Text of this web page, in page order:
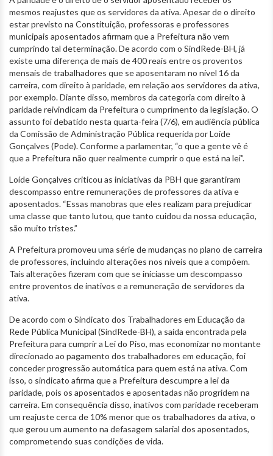
mesmos reajustes que os servidores da ativa. Apesar de o direito
estar previsto na Constituição, professoras e professores
municipais aposentados afirmam que a Prefeitura não vem
cumprindo tal determinação. De acordo com o SindRede-BH, já
existe uma diferença de mais de 400 reais entre os proventos
mensais de trabalhadores que se aposentaram no nível 16 da
carreira, com direito à paridade, em relação aos servidores da ativa,
por exemplo. Diante disso, membros da categoria com direito à
paridade reivindicam da Prefeitura o cumprimento da legislação. O
assunto foi debatido nesta quarta-feira (7/6), em audiência pública
da Comissão de Administração Pública requerida por Loíde
Gonçalves (Pode). Conforme a parlamentar, “o que a gente vê é
que a Prefeitura não quer realmente cumprir o que está na lei”.
Loíde Gonçalves criticou as iniciativas da PBH que garantiram
descompasso entre remunerações de professores da ativa e
aposentados. “Essas manobras que eles realizam para prejudicar
uma classe que tanto lutou, que tanto cuidou da nossa educação,
são muito tristes.”
A Prefeitura promoveu uma série de mudanças no plano de carreira
de professores, incluindo alterações nos níveis que a compõem.
Tais alterações fizeram com que se iniciasse um descompasso
entre proventos de inativos e a remuneração de servidores da
ativa.
De acordo com o Sindicato dos Trabalhadores em Educação da
Rede Pública Municipal (SindRede-BH), a saída encontrada pela
Prefeitura para cumprir a Lei do Piso, mas economizar no montante
direcionado ao pagamento dos trabalhadores em educação, foi
conceder progressão automática para quem está na ativa. Com
isso, o sindicato afirma que a Prefeitura descumpre a lei da
paridade, pois os aposentados e aposentadas não progridem na
carreira. Em consequência disso, inativos com paridade receberam
um reajuste cerca de 10% menor que os trabalhadores da ativa, o
que gerou um aumento na defasagem salarial dos aposentados,
comprometendo suas condições de vida.